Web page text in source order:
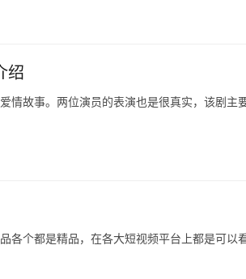
绍
情故事。两位演员的表演也是很真实，该剧主
各个都是精品，在各大短视频平台上都是可以